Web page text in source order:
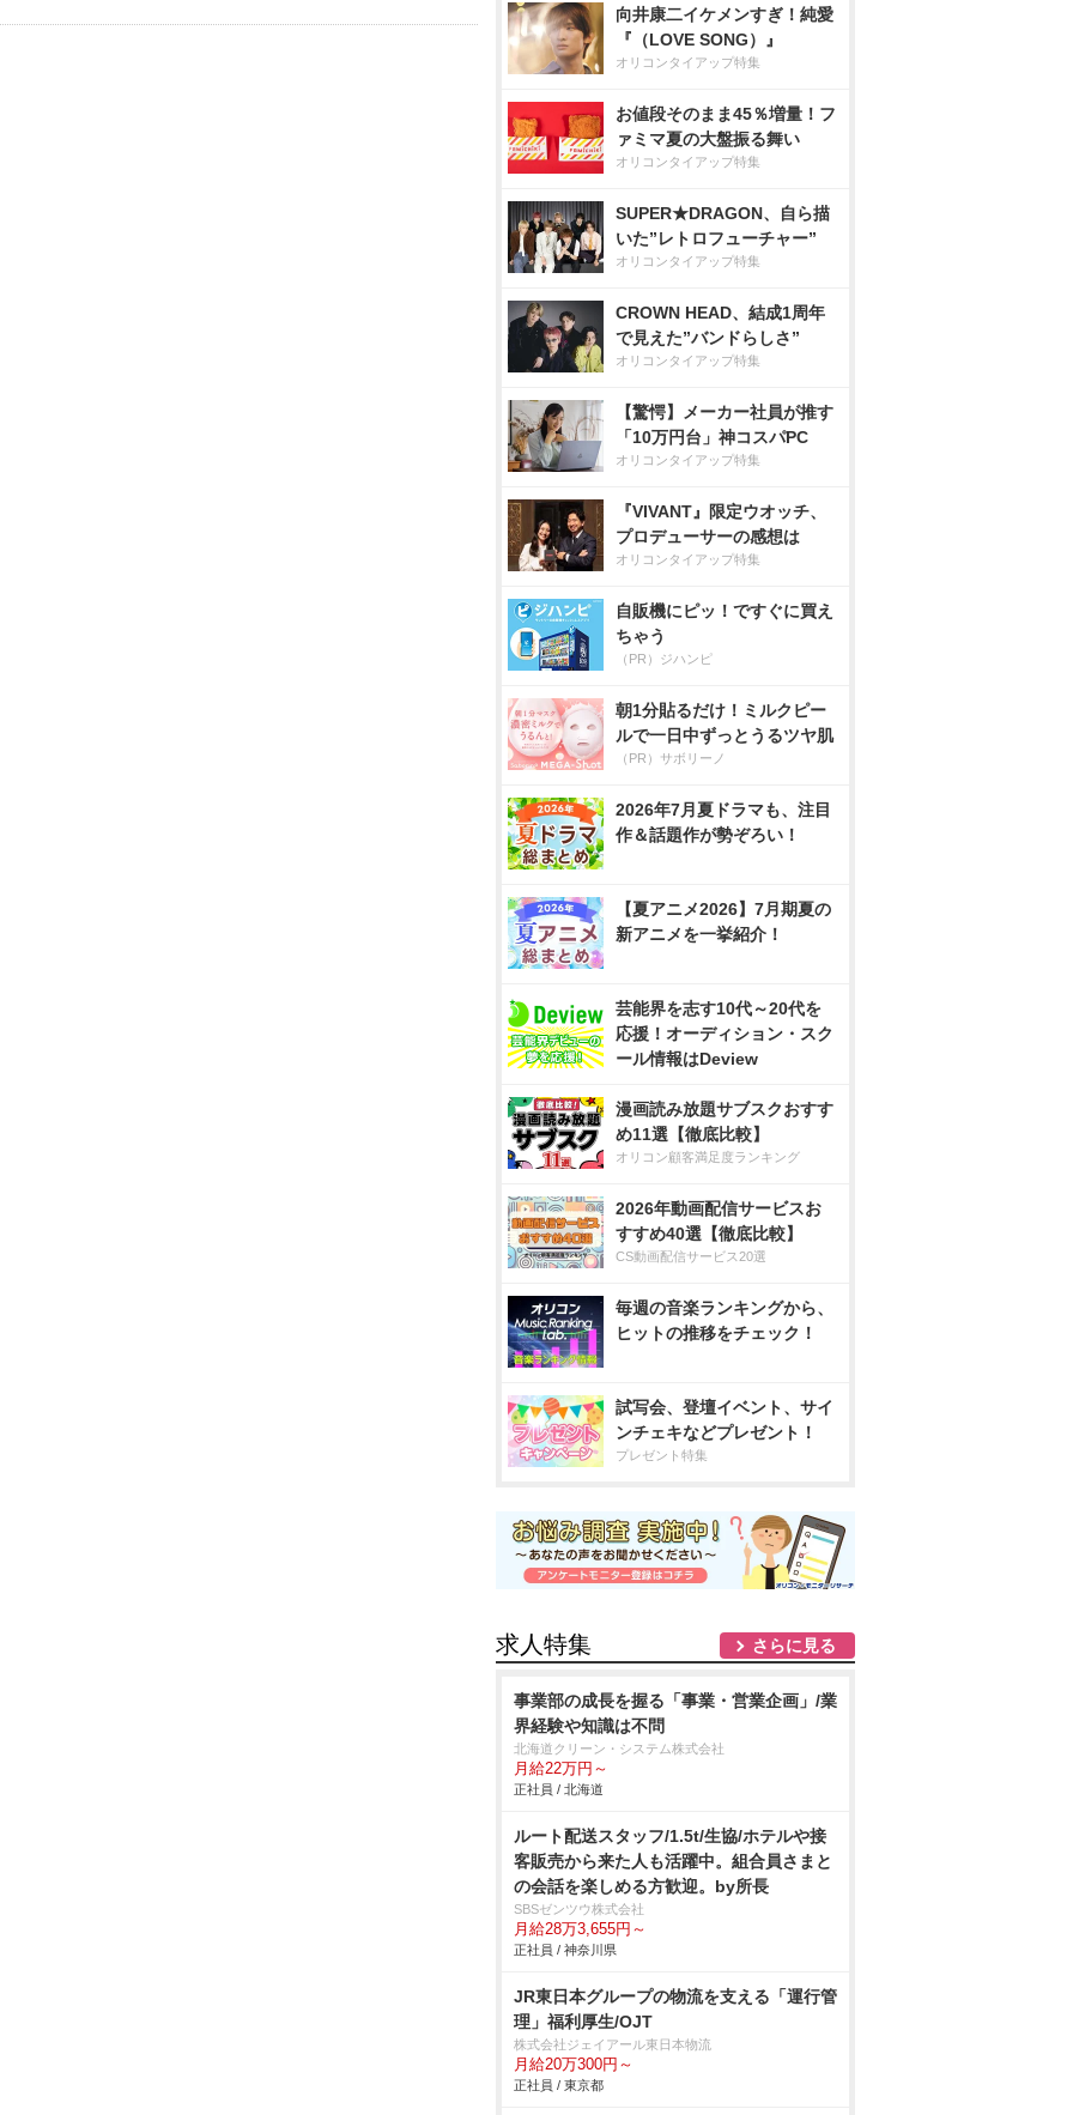
向井康二イケメンすぎ！純愛
『（LOVE SONG）』
オリコンタイアップ特集
お値段そのまま45％増量！フ
ァミマ夏の大盤振る舞い
オリコンタイアップ特集
SUPER★DRAGON、自ら描
いた”レトロフューチャー”
オリコンタイアップ特集
CROWN HEAD、結成1周年
で見えた”バンドらしさ”
オリコンタイアップ特集
【驚愕】メーカー社員が推す
「10万円台」神コスパPC
オリコンタイアップ特集
『VIVANT』限定ウオッチ、
プロデューサーの感想は
オリコンタイアップ特集
自販機にピッ！ですぐに買え
ちゃう
（PR）ジハンピ
朝1分貼るだけ！ミルクピー
ルで一日中ずっとうるツヤ肌
（PR）サボリーノ
2026年7月夏ドラマも、注目
作＆話題作が勢ぞろい！
【夏アニメ2026】7月期夏の
新アニメを一挙紹介！
芸能界を志す10代～20代を
応援！オーディション・スク
ール情報はDeview
漫画読み放題サブスクおすす
め11選【徹底比較】
オリコン顧客満足度ランキング
2026年動画配信サービスお
すすめ40選【徹底比較】
CS動画配信サービス20選
毎週の音楽ランキングから、
ヒットの推移をチェック！
試写会、登壇イベント、サイ
ンチェキなどプレゼント！
プレゼント特集
求人特集 さらに見る
事業部の成長を握る「事業・営業企画」/業
界経験や知識は不問
北海道クリーン・システム株式会社
月給22万円～
正社員 / 北海道
ルート配送スタッフ/1.5t/生協/ホテルや接
客販売から来た人も活躍中。組合員さまと
の会話を楽しめる方歓迎。by所長
SBSゼンツウ株式会社
月給28万3,655円～
正社員 / 神奈川県
JR東日本グループの物流を支える「運行管
理」福利厚生/OJT
株式会社ジェイアール東日本物流
月給20万300円～
正社員 / 東京都